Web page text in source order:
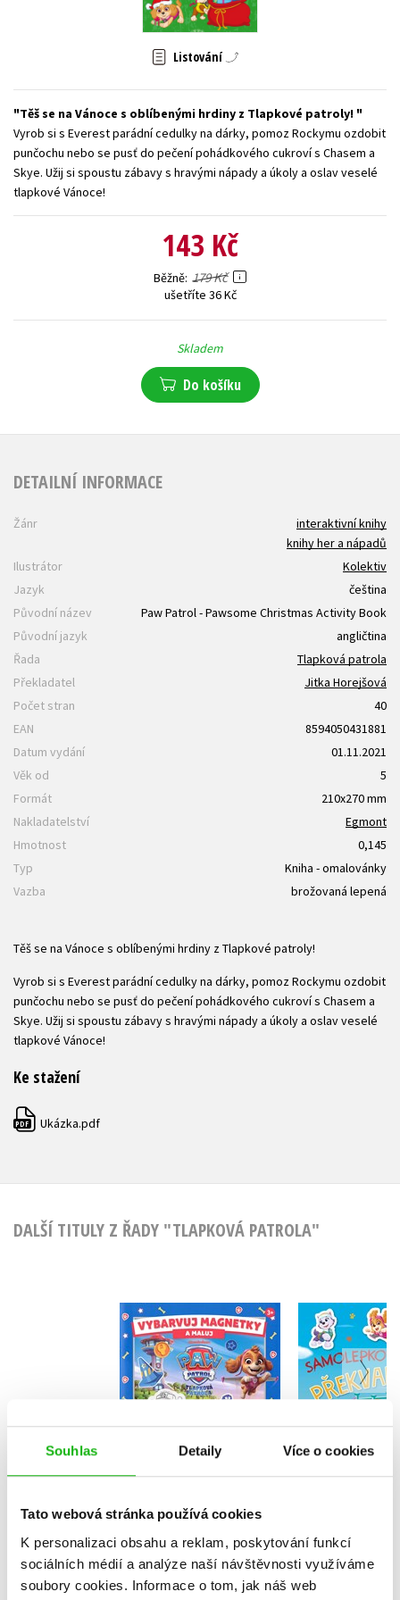
Souhlas Detaily Více o cookies
Tato webová stránka používá cookies
K personalizaci obsahu a reklam, poskytování funkcí
sociálních médií a analýze naší návštěvnosti využíváme
soubory cookies. Informace o tom, jak náš web
Zahraniční literatura
Všechny tituly
Listování
Těš se na Vánoce s oblíbenými hrdiny z Tlapkové patroly!
Vyrob si s Everest parádní cedulky na dárky, pomoz Rockymu ozdobit
punčochu nebo se pusť do pečení pohádkového cukroví s Chasem a
Skye. Užij si spoustu zábavy s hravými nápady a úkoly a oslav veselé
tlapkové Vánoce!
143 Kč
Běžně 179 Kč
ušetříte 36 Kč
Skladem
Do košíku
DETAILNÍ INFORMACE
Žánr
interaktivní knihy
knihy her a nápadů
Ilustrátor
Kolektiv
Jazyk
čeština
Původní název
Paw Patrol - Pawsome Christmas Activity Book
Původní jazyk
angličtina
Řada
Tlapková patrola
Překladatel
Jitka Horejšová
Počet stran
40
EAN
8594050431881
Datum vydání
01.11.2021
Věk od
5
Formát
210x270 mm
Nakladatelství
Egmont
Hmotnost
0,145
Typ
Kniha - omalovánky
Vazba
brožovaná lepená
Těš se na Vánoce s oblíbenými hrdiny z Tlapkové patroly!
Vyrob si s Everest parádní cedulky na dárky, pomoz Rockymu ozdobit
punčochu nebo se pusť do pečení pohádkového cukroví s Chasem a
Skye. Užij si spoustu zábavy s hravými nápady a úkoly a oslav veselé
tlapkové Vánoce!
Ke stažení
PDF Ukázka.pdf
DALŠÍ TITULY Z ŘADY "TLAPKOVÁ PATROLA"
Tlapková patrola -
Vybarvuj magnetky
Kolektiv
183 Kč
Tlapková
199 Kč